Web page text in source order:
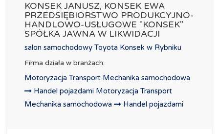
KONSEK JANUSZ, KONSEK EWA
PRZEDSIĘBIORSTWO PRODUKCYJNO-
HANDLOWO-USŁUGOWE "KONSEK"
SPÓŁKA JAWNA W LIKWIDACJI
salon samochodowy Toyota Konsek w Rybniku
Firma działa w branżach:
Motoryzacja Transport Mechanika samochodowa
Handel pojazdami Motoryzacja Transport
Mechanika samochodowa
Handel pojazdami